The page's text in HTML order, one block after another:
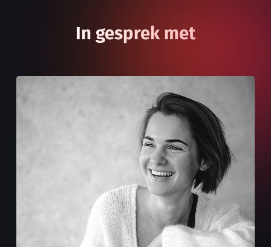
In gesprek met